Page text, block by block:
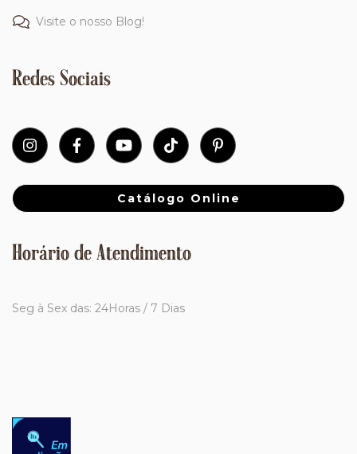
Visite o nosso Blog!
Redes Sociais
Catálogo Online
Horário de Atendimento
Seg à Sex das: 24Horas / 7 Dias